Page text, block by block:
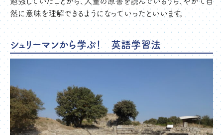
然に意味を理解できるようになっていったといいます。
シュリーマンから学ぶ！ 英語学習法